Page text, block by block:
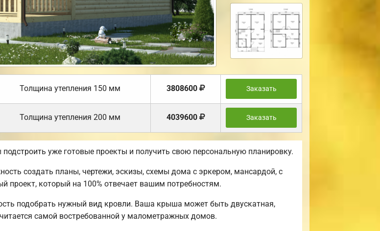
Толщина утепления 150 мм 3808600 Заказать
Толщина утепления 200 мм 4039600 Заказать
уже готовые проекты и получить свою персональную планировку.
создать планы, чертежи, эскизы, схемы дома с эркером, мансардой, с
который на 100% отвечает вашим потребностям.
подобрать нужный вид кровли. Ваша крыша может быть двускатная,
самой востребованной у малометражных домов.